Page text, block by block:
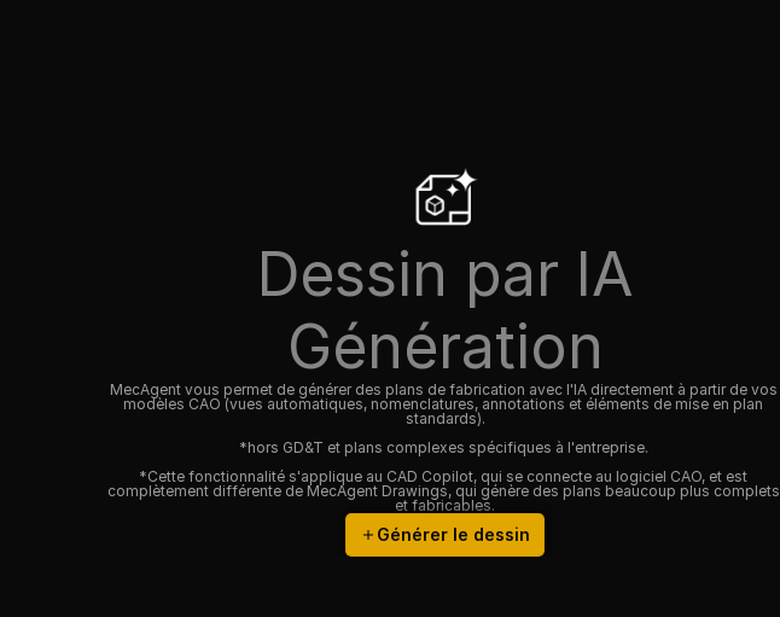
Dessin par IA
Génération
MecAgent vous permet de générer des plans de fabrication avec l'IA directement à partir de vos
modèles CAO (vues automatiques, nomenclatures, annotations et éléments de mise en plan
standards).
*hors GD&T et plans complexes spécifiques à l'entreprise.
*Cette fonctionnalité s'applique au CAD Copilot, qui se connecte au logiciel CAO, et est
complètement différente de MecAgent Drawings, qui génère des plans beaucoup plus complets
et fabricables.
Générer le dessin